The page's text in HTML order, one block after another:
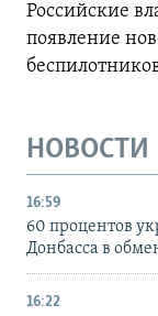
Российские
появление
НОВОСТИ
16:59
60 процентов
Донбасса в
16:22